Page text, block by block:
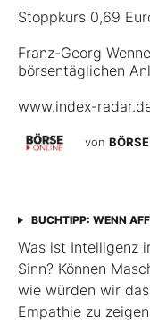
Stoppkurs 0,69
Franz-Georg
börsentäglichen
www.index-
von
BUCHTIPP: WENN
Was ist Intelligenz
Sinn? Können
wie würden wir
Empathie zu